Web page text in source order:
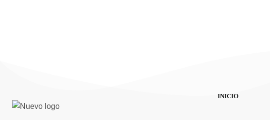
INICIO